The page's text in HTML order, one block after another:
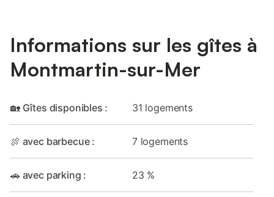
Informations sur les gîtes à
Montmartin-sur-Mer
🏡 Gîtes disponibles : 31 logements
🍖 avec barbecue : 7 logements
🚗 avec parking : 23 %